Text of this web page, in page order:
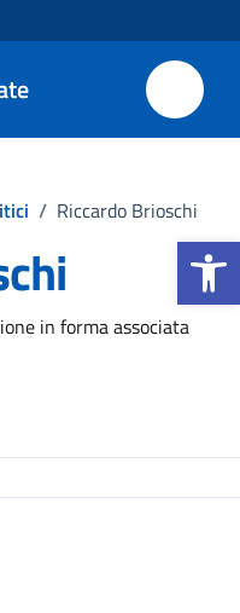
Apri la
/ Riccardo Brioschi
in forma associata